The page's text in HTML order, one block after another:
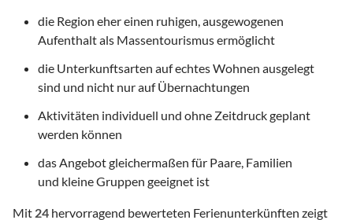
die Region eher einen ruhigen, ausgewogenen
Aufenthalt als Massentourismus ermöglicht
die Unterkunftsarten auf echtes Wohnen ausgelegt
sind und nicht nur auf Übernachtungen
Aktivitäten individuell und ohne Zeitdruck geplant
werden können
das Angebot gleichermaßen für Paare, Familien
und kleine Gruppen geeignet ist
Mit 24 hervorragend bewerteten Ferienunterkünften zeigt